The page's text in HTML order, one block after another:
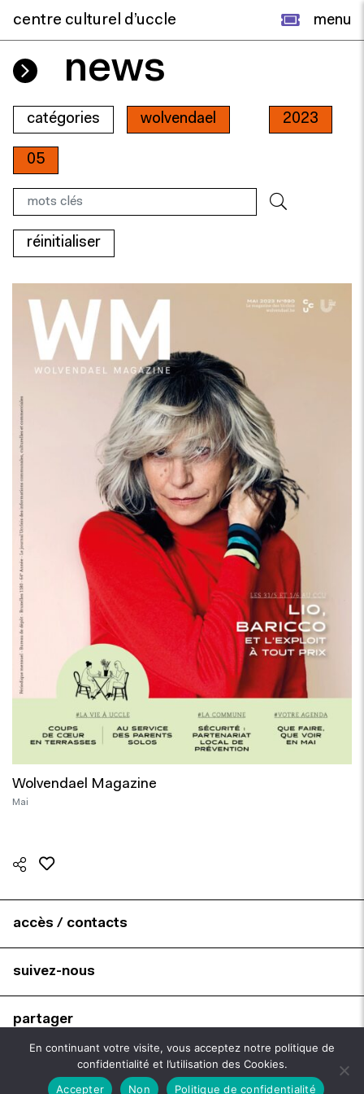
centre culturel d’uccle menu
news
catégories wolvendael 2023
05
réinitialiser
Wolvendael Magazine
Mai
accès / contacts
suivez-nous
partager
brochures
En continuant votre visite, vous acceptez notre politique de
confidentialité et l’utilisation des Cookies.
Accepter
Non Politique de confidentialité